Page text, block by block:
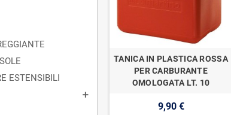
ESTENSIBILI
TANICA IN PLASTICA ROSSA
PER CARBURANTE
OMOLOGATA LT. 10
9,90 €